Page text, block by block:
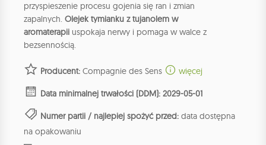
przyspieszenie procesu gojenia się ran i zmian
zapalnych. Olejek tymianku z tujanolem w
aromaterapii uspokaja nerwy i pomaga w walce z
bezsennością.
Producent: Compagnie des Sens więcej
Data minimalnej trwałości (DDM): 2029-05-01
Numer partii / najlepiej spożyć przed: data dostępna
na opakowaniu